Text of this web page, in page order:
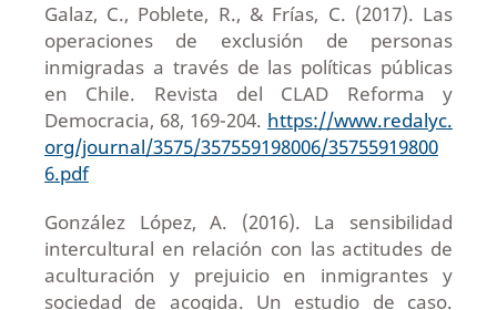
Galaz, C., Poblete, R., & Frías, C. (2017). Las
operaciones de exclusión de personas
inmigradas a través de las políticas públicas
en Chile. Revista del CLAD Reforma y
Democracia, 68, 169-204. https://www.redalyc.
org/journal/3575/357559198006/35755919800
6.pdf
González López, A. (2016). La sensibilidad
intercultural en relación con las actitudes de
aculturación y prejuicio en inmigrantes y
sociedad de acogida. Un estudio de caso.